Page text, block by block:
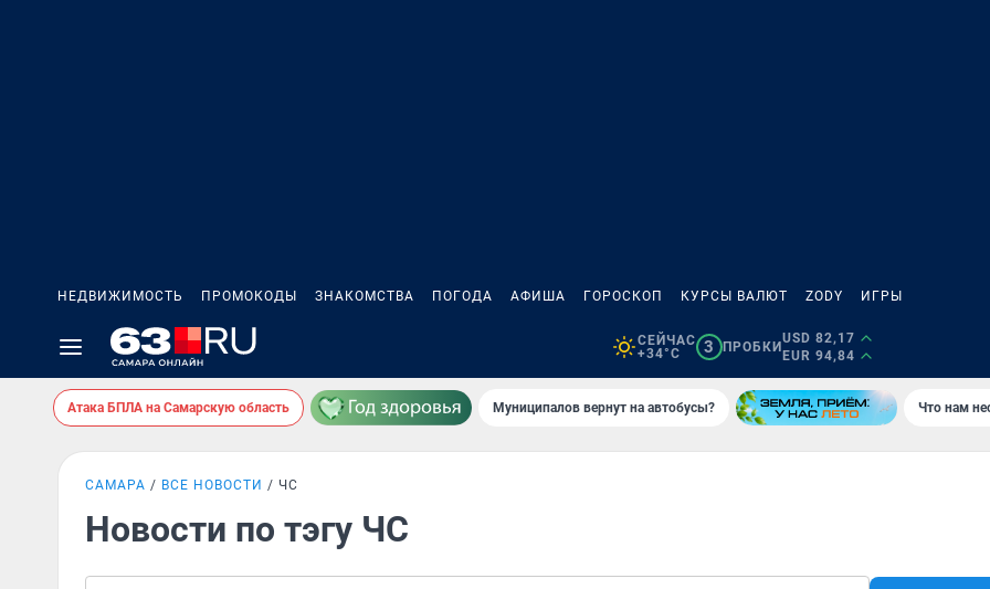
НЕДВИЖИМОСТЬ ПРОМОКОДЫ ЗНАКОМСТВА ПОГОДА АФИША ГОРОСКОП КУРСЫ ВАЛЮТ ZODY ИГРЫ
СЕЙЧАС
+34°C
3 ПРОБКИ
USD 82,17
EUR 94,84
Атака БПЛА на Самарскую область Муниципалов вернут на автобусы? Что нам
САМАРА ВСЕ НОВОСТИ ЧС
Новости по тэгу ЧС